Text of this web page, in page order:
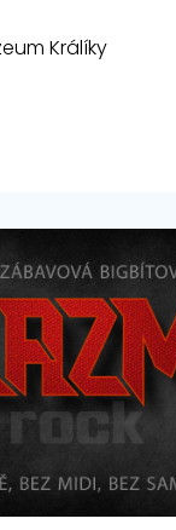
Králíky